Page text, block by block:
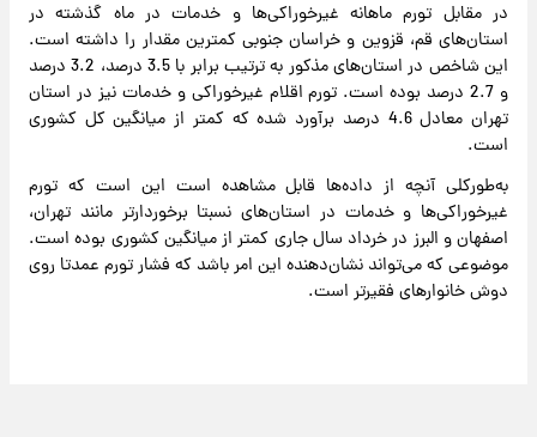
در مقابل تورم ماهانه غیرخوراکی‌ها و خدمات در ماه گذشته در
استان‌های قم،‌ قزوین و خراسان جنوبی کمترین مقدار را داشته است.
این شاخص در استان‌های مذکور به ترتیب برابر با 3.5 درصد،‌ 3.2 درصد
و 2.7 درصد بوده است. تورم اقلام غیرخوراکی و خدمات نیز در استان
تهران معادل 4.6 درصد برآورد شده که کمتر از میانگین کل کشوری
است.
به‌طورکلی آنچه از داده‌ها قابل مشاهده است این است که تورم
غیرخوراکی‌ها و خدمات در استان‌های نسبتا برخوردارتر مانند تهران،‌
اصفهان و البرز در خرداد سال جاری کمتر از میانگین کشوری بوده است.
موضوعی که می‌تواند نشان‌دهنده این امر باشد که فشار تورم عمدتا روی
دوش خانوارهای فقیرتر است.